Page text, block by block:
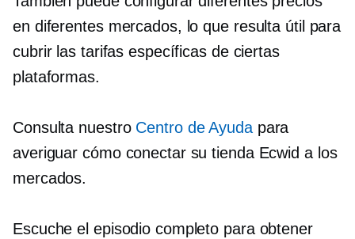
en diferentes mercados, lo que resulta útil para
cubrir las tarifas específicas de ciertas
plataformas.
Consulta nuestro Centro de Ayudapara
averiguar cómo conectar su tienda Ecwid a los
mercados.
Escuche el episodio completo para obtener